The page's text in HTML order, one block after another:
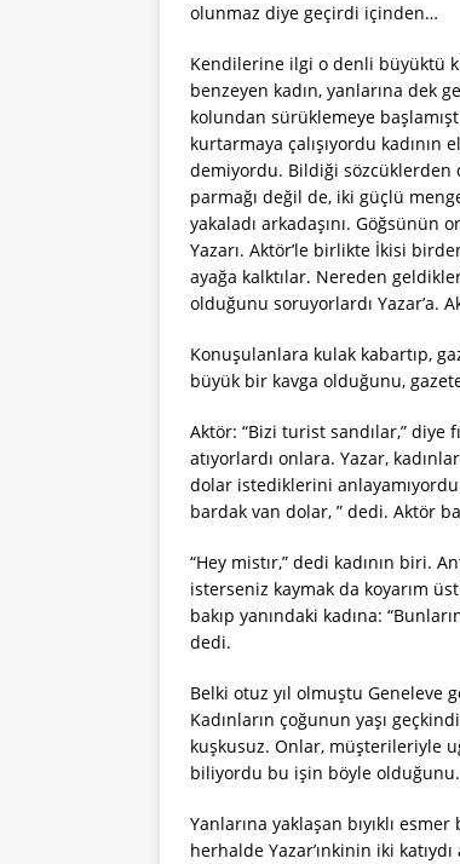
olunmaz diye geçirdi içinden…
Kendilerine ilgi o denli büyüktü
benzeyen kadın, yanlarına dek
kolundan sürüklemeye
kurtarmaya çalışıyordu
demiyordu. Bildiği sözcüklerden
parmağı değil de, iki güçlü
yakaladı arkadaşını. Göğsünün
Yazarı. Aktör’le birlikte İkisi
ayağa kalktılar. Nereden
olduğunu soruyorlardı Yazar’a.
Konuşulanlara kulak kabartıp,
büyük bir kavga olduğunu,
Aktör: “Bizi turist sandılar,” diye
atıyorlardı onlara. Yazar,
dolar istediklerini anlayamıyordu.
bardak van dolar, ” dedi. Aktör
“Hey mistır,” dedi kadının biri.
isterseniz kaymak da koyarım
bakıp yanındaki kadına:
dedi.
Belki otuz yıl olmuştu Geneleve
Kadınların çoğunun yaşı
kuşkusuz. Onlar, müşterileriyle
biliyordu bu işin böyle olduğunu.
Yanlarına yaklaşan bıyıklı
herhalde Yazar’ınkinin iki